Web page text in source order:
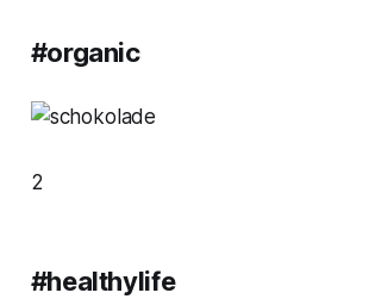
#organic
2
#healthylife